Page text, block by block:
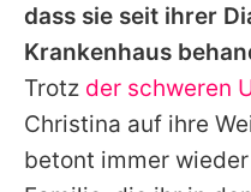
dass sie seit ihrer
Krankenhaus
Trotz der schweren
Christina auf ihre
betont immer